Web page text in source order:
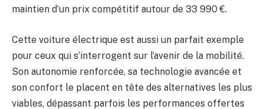
maintien d’un prix compétitif autour de 33 990 €.
Cette voiture électrique est aussi un parfait exemple
pour ceux qui s’interrogent sur l’avenir de la mobilité.
Son autonomie renforcée, sa technologie avancée et
son confort le placent en tête des alternatives les plus
viables, dépassant parfois les performances offertes